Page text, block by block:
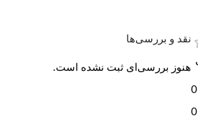
0
0
نقد و بررسی‌ها
هنوز بررسی‌ای ثبت نشده است.